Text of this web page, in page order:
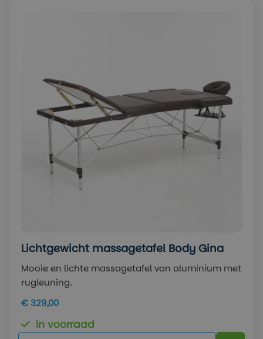
Lichtgewicht massagetafel Body Gina
Mooie en lichte massagetafel van aluminium met
rugleuning.
€ 329,00
in voorraad